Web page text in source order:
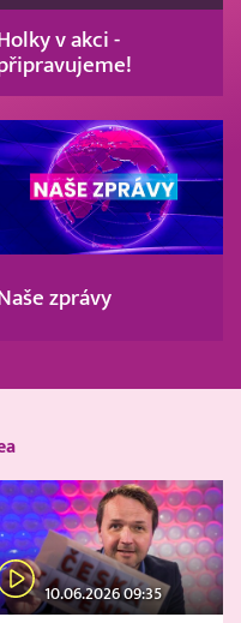
v akci -
zprávy
10.06.2026 09:35